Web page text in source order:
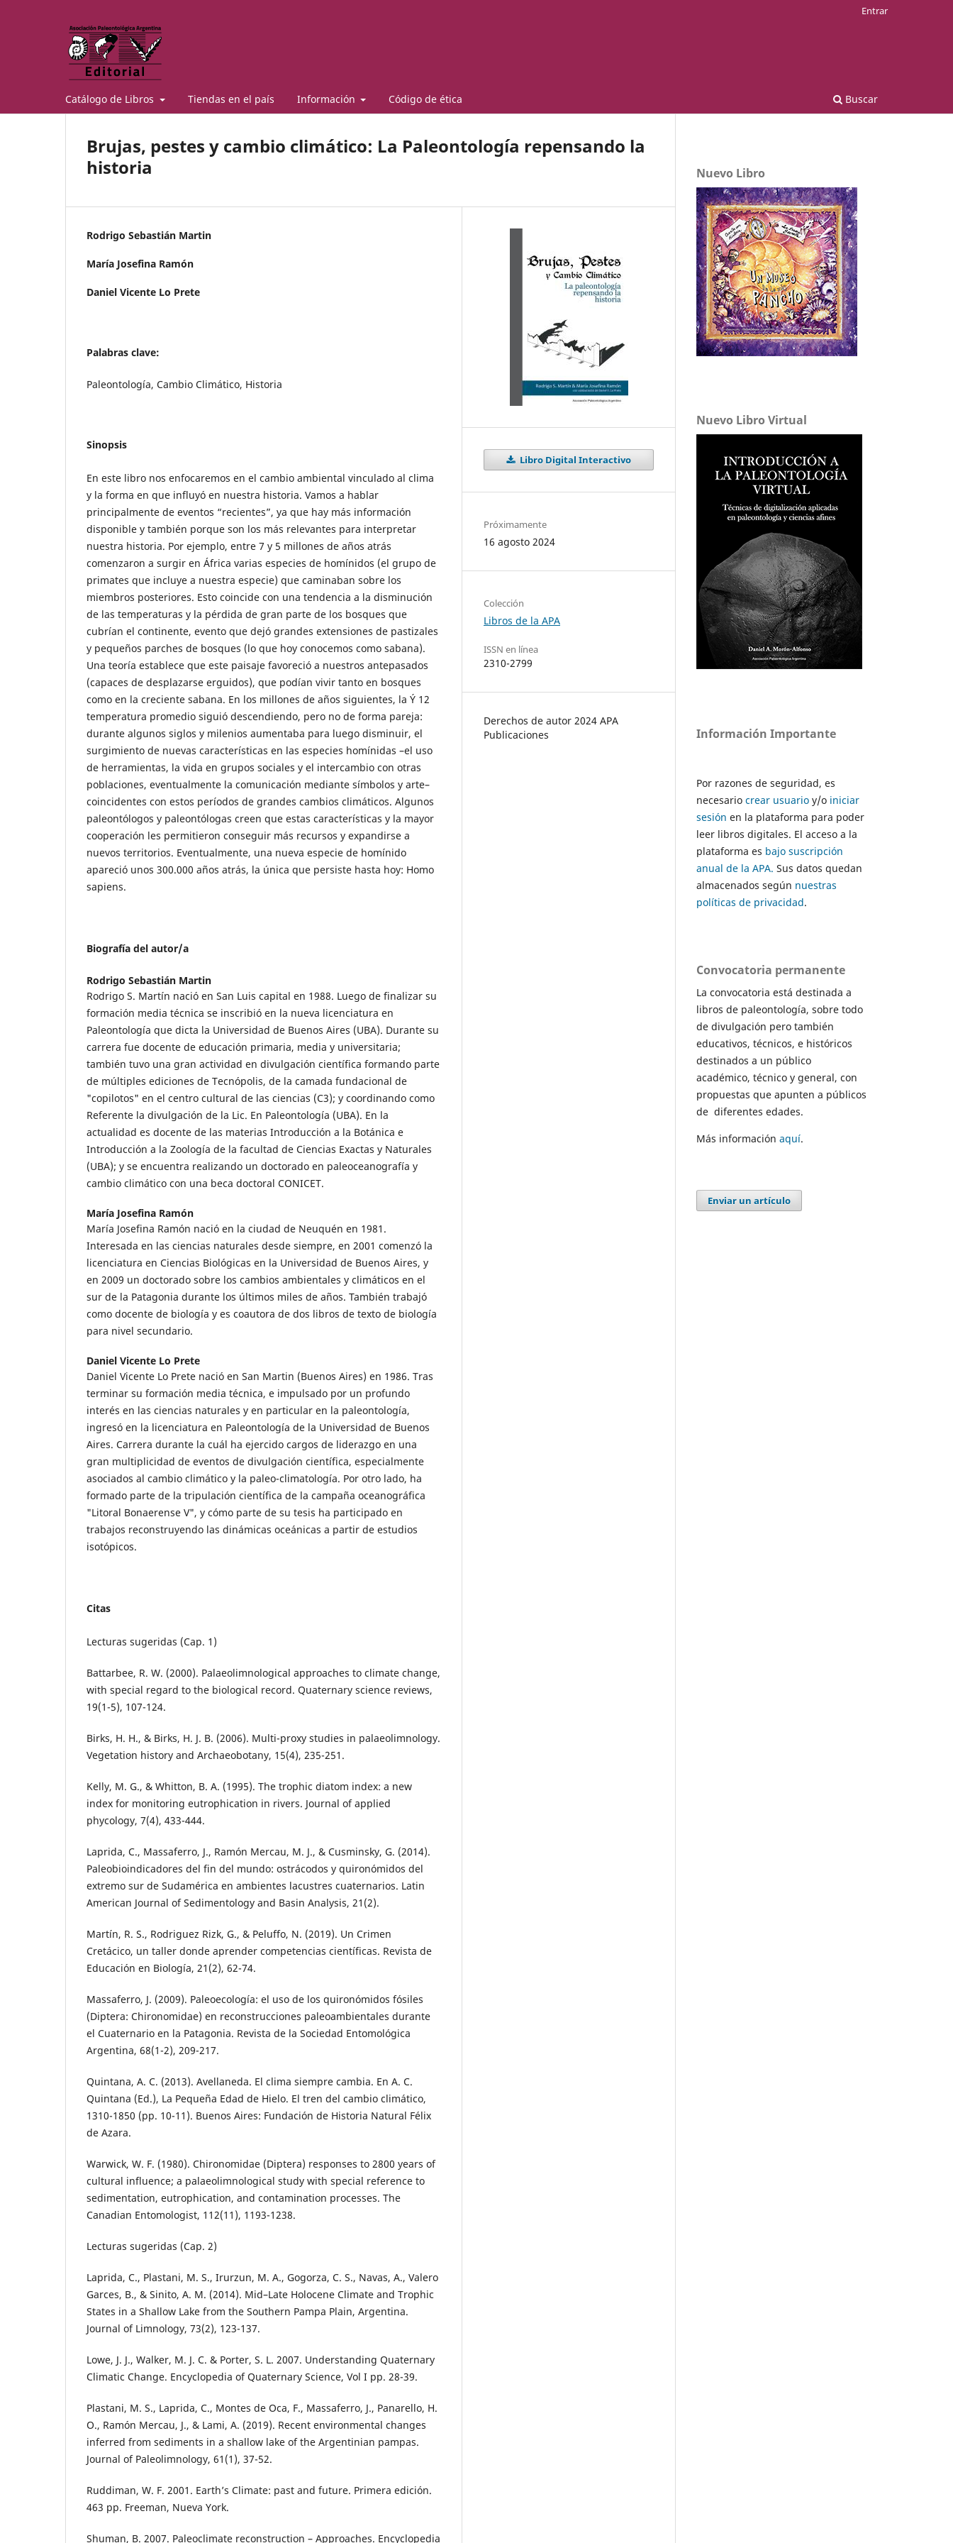
Catálogo de Libros Tiendas en el país Información Código de ética Buscar
Entrar
Brujas, pestes y cambio climático: La Paleontología repensando la
historia
Rodrigo Sebastián Martin
María Josefina Ramón
Daniel Vicente Lo Prete
Palabras clave:
Paleontología, Cambio Climático, Historia
Sinopsis
En este libro nos enfocaremos en el cambio ambiental vinculado al clima
y la forma en que influyó en nuestra historia. Vamos a hablar
principalmente de eventos “recientes”, ya que hay más información
disponible y también porque son los más relevantes para interpretar
nuestra historia. Por ejemplo, entre 7 y 5 millones de años atrás
comenzaron a surgir en África varias especies de homínidos (el grupo de
primates que incluye a nuestra especie) que caminaban sobre los
miembros posteriores. Esto coincide con una tendencia a la disminución
de las temperaturas y la pérdida de gran parte de los bosques que
cubrían el continente, evento que dejó grandes extensiones de pastizales
y pequeños parches de bosques (lo que hoy conocemos como sabana).
Una teoría establece que este paisaje favoreció a nuestros antepasados
(capaces de desplazarse erguidos), que podían vivir tanto en bosques
como en la creciente sabana. En los millones de años siguientes, la Ý 12
temperatura promedio siguió descendiendo, pero no de forma pareja:
durante algunos siglos y milenios aumentaba para luego disminuir, el
surgimiento de nuevas características en las especies homínidas –el uso
de herramientas, la vida en grupos sociales y el intercambio con otras
poblaciones, eventualmente la comunicación mediante símbolos y arte–
coincidentes con estos períodos de grandes cambios climáticos. Algunos
paleontólogos y paleontólogas creen que estas características y la mayor
cooperación les permitieron conseguir más recursos y expandirse a
nuevos territorios. Eventualmente, una nueva especie de homínido
apareció unos 300.000 años atrás, la única que persiste hasta hoy: Homo
sapiens.
Biografía del autor/a
Rodrigo Sebastián Martin
Rodrigo S. Martín nació en San Luis capital en 1988. Luego de finalizar su
formación media técnica se inscribió en la nueva licenciatura en
Paleontología que dicta la Universidad de Buenos Aires (UBA). Durante su
carrera fue docente de educación primaria, media y universitaria;
también tuvo una gran actividad en divulgación científica formando parte
de múltiples ediciones de Tecnópolis, de la camada fundacional de
"copilotos" en el centro cultural de las ciencias (C3); y coordinando como
Referente la divulgación de la Lic. En Paleontología (UBA). En la
actualidad es docente de las materias Introducción a la Botánica e
Introducción a la Zoología de la facultad de Ciencias Exactas y Naturales
(UBA); y se encuentra realizando un doctorado en paleoceanografía y
cambio climático con una beca doctoral CONICET.
María Josefina Ramón
María Josefina Ramón nació en la ciudad de Neuquén en 1981.
Interesada en las ciencias naturales desde siempre, en 2001 comenzó la
licenciatura en Ciencias Biológicas en la Universidad de Buenos Aires, y
en 2009 un doctorado sobre los cambios ambientales y climáticos en el
sur de la Patagonia durante los últimos miles de años. También trabajó
como docente de biología y es coautora de dos libros de texto de biología
para nivel secundario.
Daniel Vicente Lo Prete
Daniel Vicente Lo Prete nació en San Martin (Buenos Aires) en 1986. Tras
terminar su formación media técnica, e impulsado por un profundo
interés en las ciencias naturales y en particular en la paleontología,
ingresó en la licenciatura en Paleontología de la Universidad de Buenos
Aires. Carrera durante la cuál ha ejercido cargos de liderazgo en una
gran multiplicidad de eventos de divulgación científica, especialmente
asociados al cambio climático y la paleo-climatología. Por otro lado, ha
formado parte de la tripulación científica de la campaña oceanográfica
"Litoral Bonaerense V", y cómo parte de su tesis ha participado en
trabajos reconstruyendo las dinámicas oceánicas a partir de estudios
isotópicos.
Citas
Lecturas sugeridas (Cap. 1)
Battarbee, R. W. (2000). Palaeolimnological approaches to climate change,
with special regard to the biological record. Quaternary science reviews,
19(1-5), 107-124.
Birks, H. H., & Birks, H. J. B. (2006). Multi-proxy studies in palaeolimnology.
Vegetation history and Archaeobotany, 15(4), 235-251.
Kelly, M. G., & Whitton, B. A. (1995). The trophic diatom index: a new
index for monitoring eutrophication in rivers. Journal of applied
phycology, 7(4), 433-444.
Laprida, C., Massaferro, J., Ramón Mercau, M. J., & Cusminsky, G. (2014).
Paleobioindicadores del fin del mundo: ostrácodos y quironómidos del
extremo sur de Sudamérica en ambientes lacustres cuaternarios. Latin
American Journal of Sedimentology and Basin Analysis, 21(2).
Martín, R. S., Rodriguez Rizk, G., & Peluffo, N. (2019). Un Crimen
Cretácico, un taller donde aprender competencias científicas. Revista de
Educación en Biología, 21(2), 62-74.
Massaferro, J. (2009). Paleoecología: el uso de los quironómidos fósiles
(Diptera: Chironomidae) en reconstrucciones paleoambientales durante
el Cuaternario en la Patagonia. Revista de la Sociedad Entomológica
Argentina, 68(1-2), 209-217.
Quintana, A. C. (2013). Avellaneda. El clima siempre cambia. En A. C.
Quintana (Ed.), La Pequeña Edad de Hielo. El tren del cambio climático,
1310-1850 (pp. 10-11). Buenos Aires: Fundación de Historia Natural Félix
de Azara.
Warwick, W. F. (1980). Chironomidae (Diptera) responses to 2800 years of
cultural influence; a palaeolimnological study with special reference to
sedimentation, eutrophication, and contamination processes. The
Canadian Entomologist, 112(11), 1193-1238.
Lecturas sugeridas (Cap. 2)
Laprida, C., Plastani, M. S., Irurzun, M. A., Gogorza, C. S., Navas, A., Valero
Garces, B., & Sinito, A. M. (2014). Mid–Late Holocene Climate and Trophic
States in a Shallow Lake from the Southern Pampa Plain, Argentina.
Journal of Limnology, 73(2), 123-137.
Lowe, J. J., Walker, M. J. C. & Porter, S. L. 2007. Understanding Quaternary
Climatic Change. Encyclopedia of Quaternary Science, Vol I pp. 28-39.
Plastani, M. S., Laprida, C., Montes de Oca, F., Massaferro, J., Panarello, H.
O., Ramón Mercau, J., & Lami, A. (2019). Recent environmental changes
inferred from sediments in a shallow lake of the Argentinian pampas.
Journal of Paleolimnology, 61(1), 37-52.
Ruddiman, W. F. 2001. Earth’s Climate: past and future. Primera edición.
463 pp. Freeman, Nueva York.
Shuman, B. 2007. Paleoclimate reconstruction – Approaches. Encyclopedia
Libro Digital Interactivo
Próximamente
16 agosto 2024
Colección
Libros de la APA
ISSN en línea
2310-2799
Derechos de autor 2024 APA
Publicaciones
Nuevo Libro
Nuevo Libro Virtual
Información Importante
Por razones de seguridad, es
necesario crear usuario y/o iniciar
sesión en la plataforma para poder
leer libros digitales. El acceso a la
plataforma es bajo suscripción
anual de la APA. Sus datos quedan
almacenados según nuestras
políticas de privacidad.
Convocatoria permanente
La convocatoria está destinada a
libros de paleontología, sobre todo
de divulgación pero también
educativos, técnicos, e históricos
destinados a un público
académico, técnico y general, con
propuestas que apunten a públicos
de diferentes edades.
Más información aquí.
Enviar un artículo